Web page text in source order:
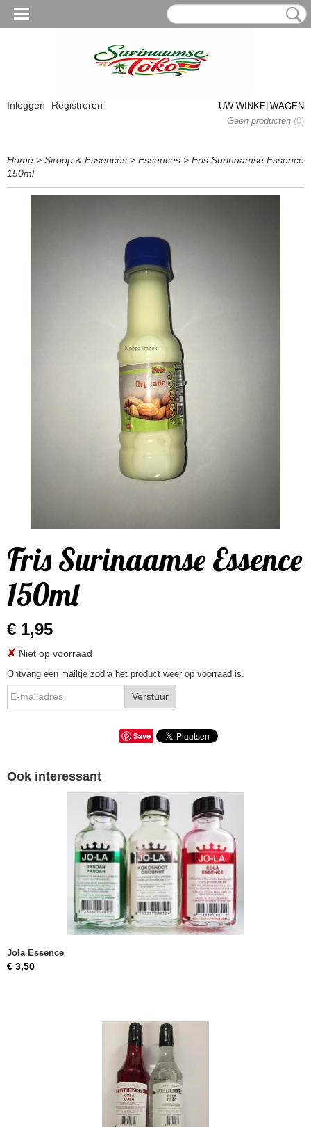
Inloggen Registreren
UW WINKELWAGEN
Geen producten (0)
Home > Siroop & Essences > Essences > Fris Surinaamse Essence
150ml
Fris Surinaamse Essence
150ml
€ 1,95
✘ Niet op voorraad
Ontvang een mailtje zodra het product weer op voorraad is.
Verstuur
Save
Ook interessant
Jola Essence
€ 3,50